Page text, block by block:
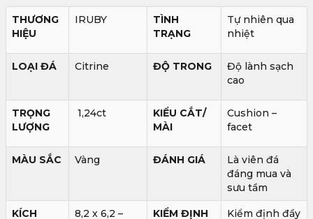
THƯƠNG
HIỆU
IRUBY
TÌNH
TRẠNG
Tự nhiên qua
nhiệt
LOẠI ĐÁ Citrine ĐỘ TRONG
Độ lành sạch
cao
TRỌNG
LƯỢNG
1,24ct
KIỂU CẮT/
MÀI
Cushion –
facet
MÀU SẮC Vàng ĐÁNH GIÁ
Là viên đá
đáng mua và
sưu tầm
KÍCH
8,2 x 6,2 –
KIỂM ĐỊNH
Kiểm định đầy